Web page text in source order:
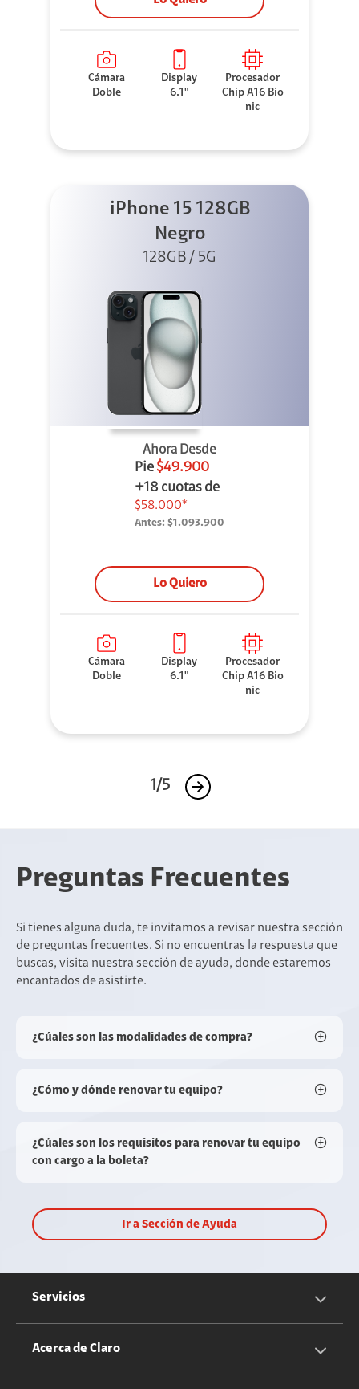
Cámara
Doble
Display
6.1"
Procesador
Chip A16 Bio
nic
iPhone 15 128GB
Negro
128GB / 5G
Ahora Desde
Pie $49.900
+18 cuotas de
$58.000*
Antes: $1.093.900
Lo Quiero
Cámara
Doble
Display
6.1"
Procesador
Chip A16 Bio
nic
1/5
Preguntas Frecuentes
Si tienes alguna duda, te invitamos a revisar nuestra sección
de preguntas frecuentes. Si no encuentras la respuesta que
buscas, visita nuestra sección de ayuda, donde estaremos
encantados de asistirte.
¿Cúales son las modalidades de compra?
¿Cómo y dónde renovar tu equipo?
¿Cúales son los requisitos para renovar tu equipo
con cargo a la boleta?
Ir a Sección de Ayuda
Servicios
Servicios Móviles
Acerca de Claro